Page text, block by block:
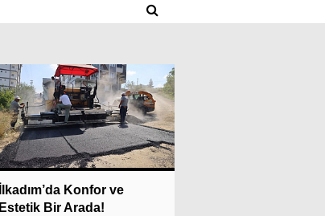
İlkadım’da Konfor ve
Estetik Bir Arada!